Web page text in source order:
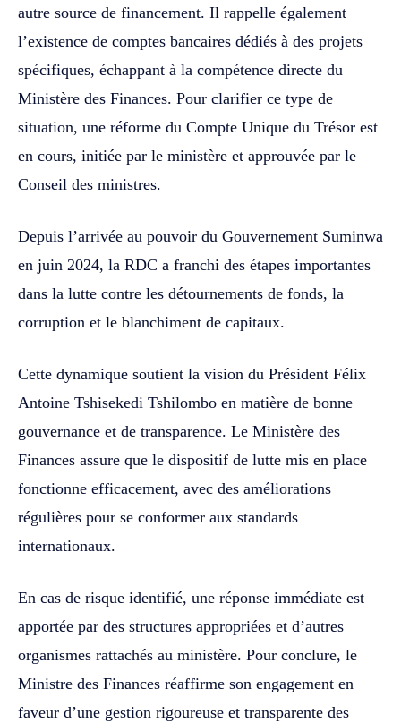
autre source de financement. Il rappelle également
l’existence de comptes bancaires dédiés à des projets
spécifiques, échappant à la compétence directe du
Ministère des Finances. Pour clarifier ce type de
situation, une réforme du Compte Unique du Trésor est
en cours, initiée par le ministère et approuvée par le
Conseil des ministres.
Depuis l’arrivée au pouvoir du Gouvernement Suminwa
en juin 2024, la RDC a franchi des étapes importantes
dans la lutte contre les détournements de fonds, la
corruption et le blanchiment de capitaux.
Cette dynamique soutient la vision du Président Félix
Antoine Tshisekedi Tshilombo en matière de bonne
gouvernance et de transparence. Le Ministère des
Finances assure que le dispositif de lutte mis en place
fonctionne efficacement, avec des améliorations
régulières pour se conformer aux standards
internationaux.
En cas de risque identifié, une réponse immédiate est
apportée par des structures appropriées et d’autres
organismes rattachés au ministère. Pour conclure, le
Ministre des Finances réaffirme son engagement en
faveur d’une gestion rigoureuse et transparente des